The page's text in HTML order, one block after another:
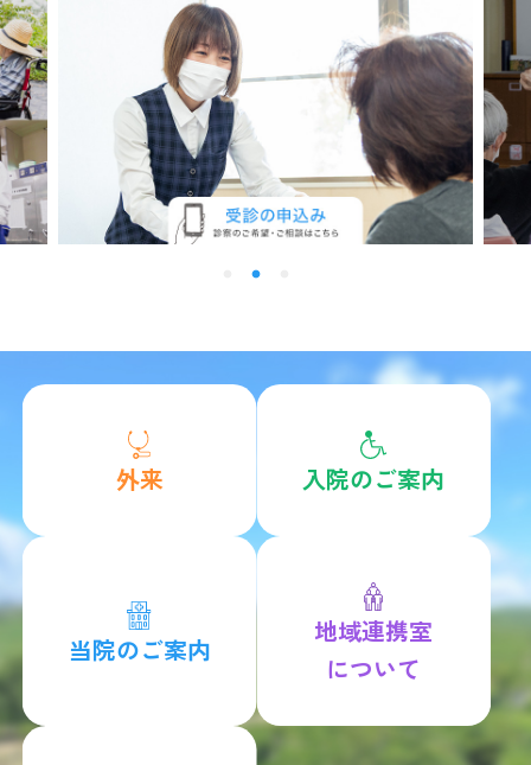
外来 入院のご案内
当院のご案内
地域連携室
について